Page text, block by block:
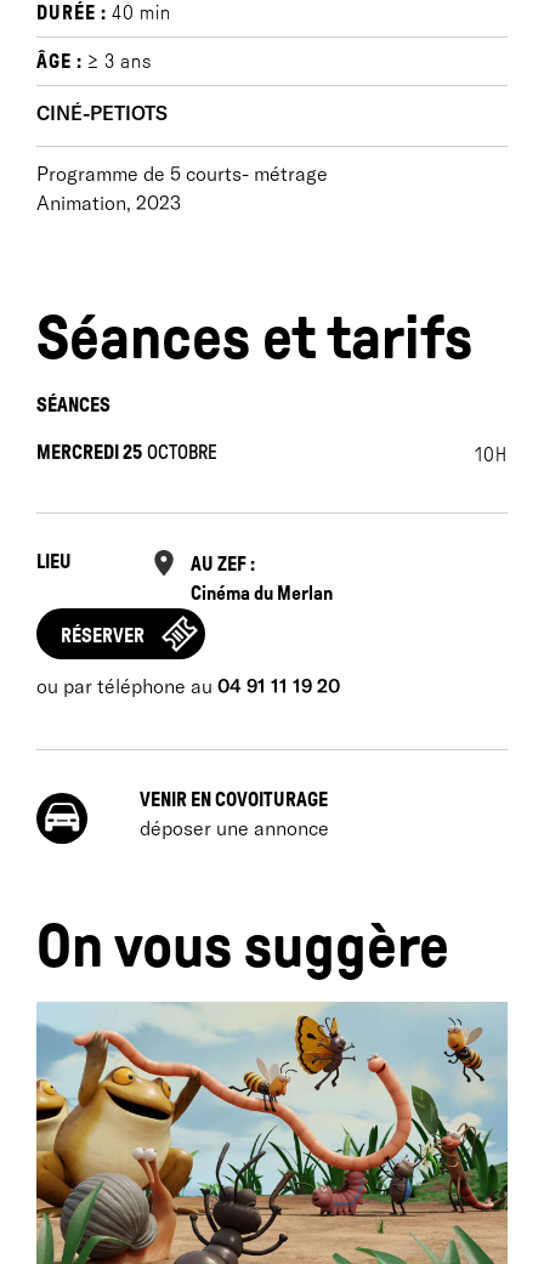
DURÉE : 40 min
ÂGE : ≥ 3 ans
CINÉ-PETIOTS
Programme de 5 courts- métrage
Animation, 2023
Séances et tarifs
SÉANCES
MERCREDI 25 OCTOBRE 10H
LIEU
AU ZEF :
Cinéma du Merlan
RÉSERVER
ou par téléphone au 04 91 11 19 20
VENIR EN COVOITURAGE
déposer une annonce
On vous suggère